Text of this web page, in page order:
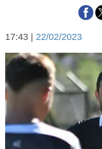
Economía y campo
Sociedad y tiempo
libre
El tiempo
17:43 | 22/02/2023